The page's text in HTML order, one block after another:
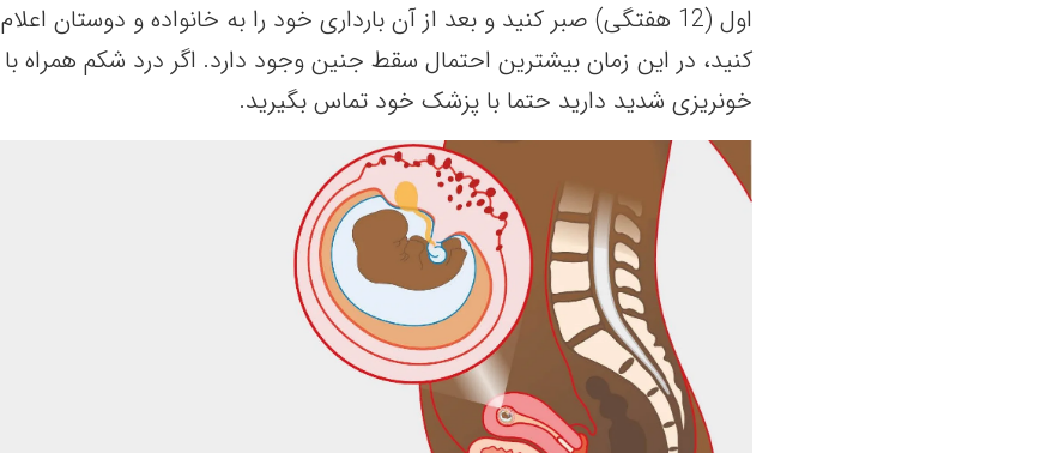
اول (12 هفتگی) صبر کنید و بعد از آن بارداری خود را به خانواده و دوستان اعلام
کنید، در این زمان بیشترین احتمال سقط جنین وجود دارد. اگر درد شکم همراه با
خونریزی شدید دارید حتما با پزشک خود تماس بگیرید.